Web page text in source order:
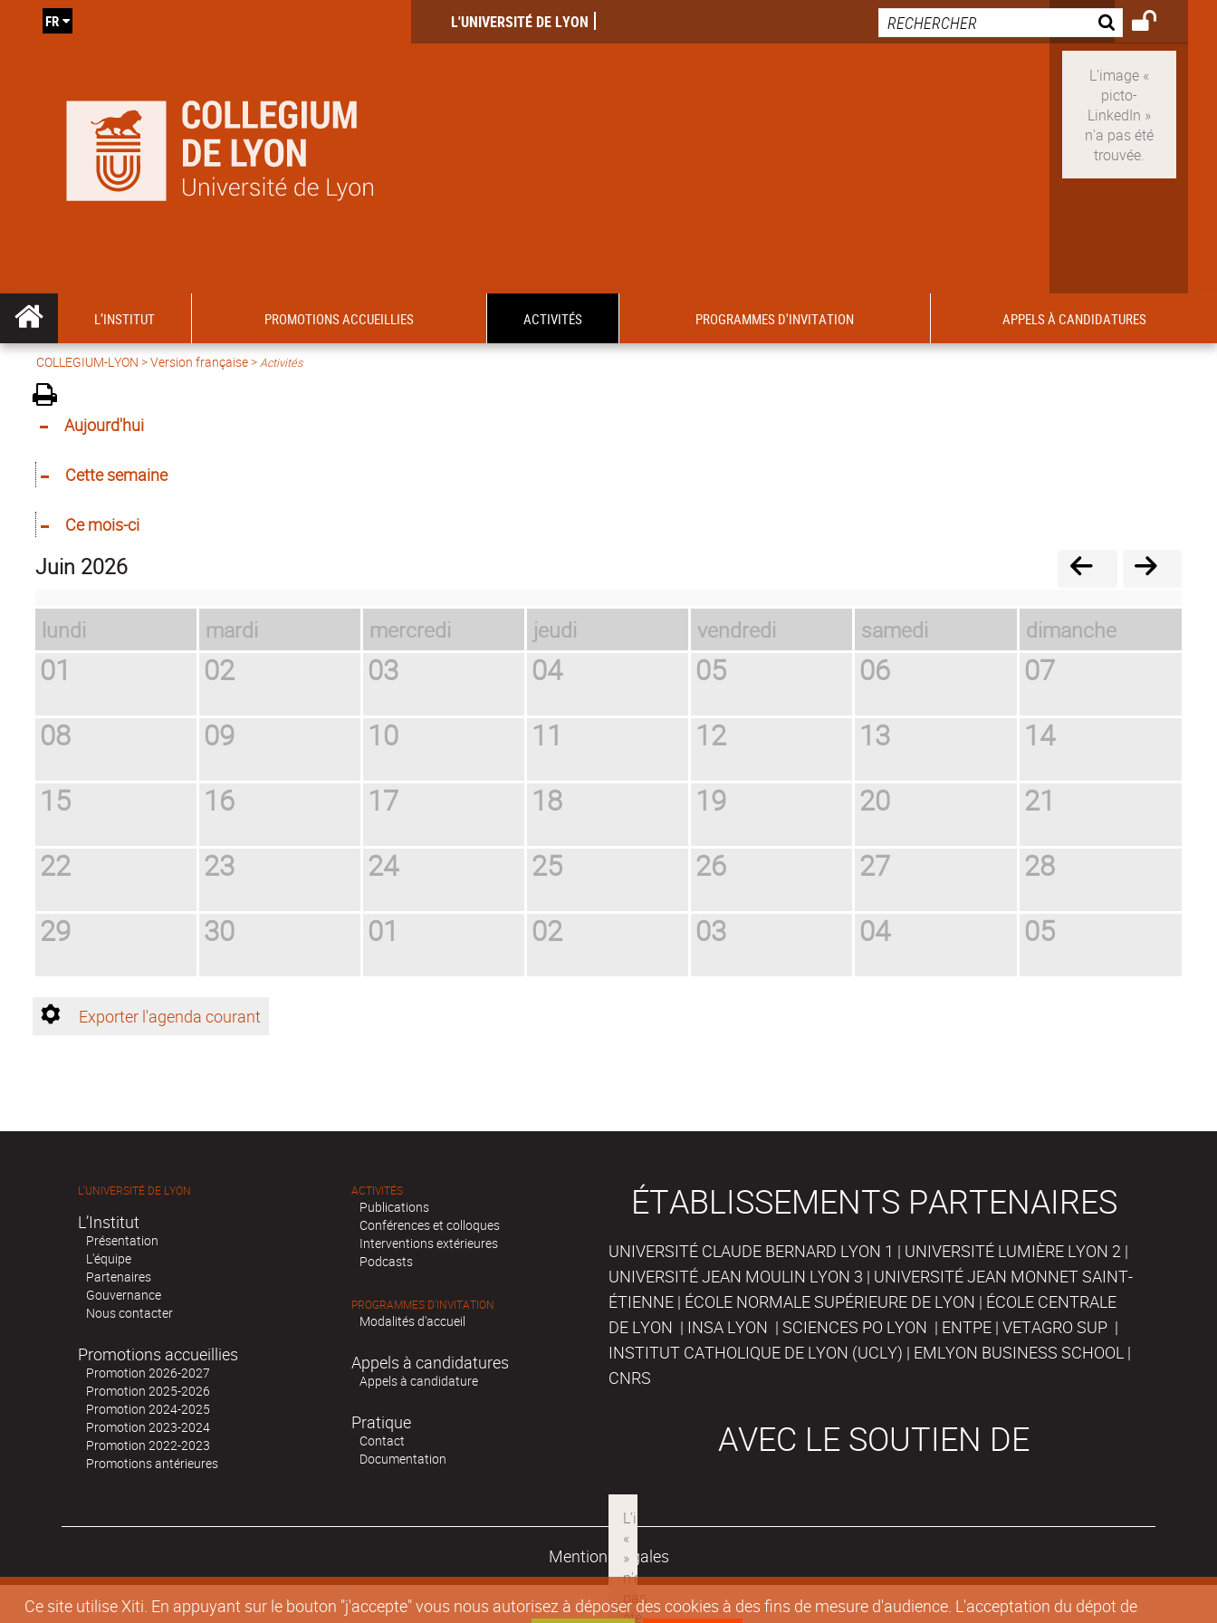
Ce site utilise Xiti. En appuyant sur le bouton "j'accepte" vous nous autorisez à déposer des cookies à des fins de mesure d'audience. L'acceptation du dépot de
L'UNIVERSITÉ DE LYON
FR
L’INSTITUT PROMOTIONS ACCUEILLIES ACTIVITÉS PROGRAMMES D'INVITATION APPELS À CANDIDATURES
COLLEGIUM-LYON >Version française>Activités
Aujourd'hui
Cette semaine
Ce mois-ci
juin 2026
lundi mardi mercredi jeudi vendredi samedi dimanche
01 02 03 04 05 06
07
08
09 10 11 12 13
14
15
16 17 18 19 20
21
22
23 24 25 26 27
28
29
30 01 02 03 04 05
Exporter l'agenda courant
L'UNIVERSITÉ DE LYON
L’Institut
Présentation
L'équipe
Partenaires
Gouvernance
Nous contacter
Promotions accueillies
Promotion 2026-2027
Promotion 2025-2026
Promotion 2024-2025
Promotion 2023-2024
Promotion 2022-2023
Promotions antérieures
ACTIVITÉS
Publications
Conférences et colloques
Interventions extérieures
Podcasts
PROGRAMMES D'INVITATION
Modalités d'accueil
Appels à candidatures
Appels à candidature
Pratique
Contact
Documentation
ÉTABLISSEMENTS PARTENAIRES
UNIVERSITÉ CLAUDE BERNARD LYON 1 | UNIVERSITÉ LUMIÈRE LYON 2 |
UNIVERSITÉ JEAN MOULIN LYON 3 | UNIVERSITÉ JEAN MONNET SAINT-
ÉTIENNE | ÉCOLE NORMALE SUPÉRIEURE DE LYON | ÉCOLE CENTRALE
DE LYON | INSA LYON | SCIENCES PO LYON | ENTPE | VETAGRO SUP |
INSTITUT CATHOLIQUE DE LYON (UCLY) | EMLYON BUSINESS SCHOOL |
CNRS
AVEC LE SOUTIEN DE
Mentions légales